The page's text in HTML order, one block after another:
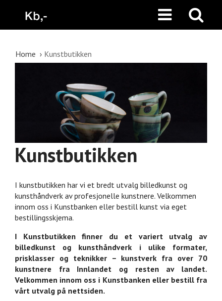
Home Kunstbutikken
Kunstbutikken
I kunstbutikken har vi et bredt utvalg billedkunst og
kunsthåndverk av profesjonelle kunstnere. Velkommen
innom oss i Kunstbanken eller bestill kunst via eget
bestillingsskjema.
I Kunstbutikken finner du et variert utvalg av
billedkunst og kunsthåndverk i ulike formater,
prisklasser og teknikker – kunstverk fra over 70
kunstnere fra Innlandet og resten av landet.
Velkommen innom oss i Kunstbanken eller bestill fra
vårt utvalg på nettsiden.